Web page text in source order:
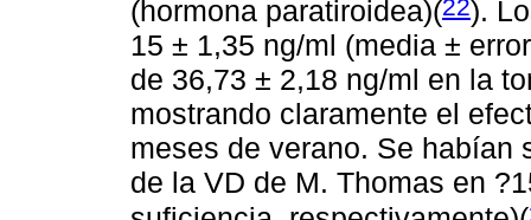
(hormona paratiroidea)(22).
15 ± 1,35 ng/ml (media ±
de 36,73 ± 2,18 ng/ml en la
mostrando claramente el
meses de verano. Se habían
de la VD de M. Thomas en